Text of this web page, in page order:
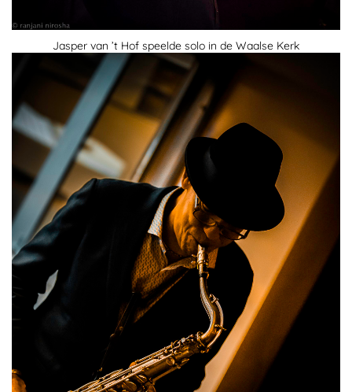
Jasper van ’t Hof speelde solo in de Waalse Kerk